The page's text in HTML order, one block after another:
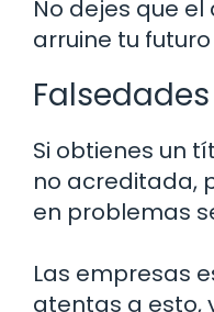
No dejes que
arruine tu
Si obtienes un
no acreditada,
en problemas
Las empresas
atentas a esto,